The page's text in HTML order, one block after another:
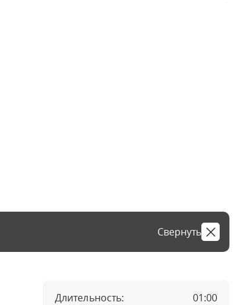
Свернуть
Длительность:
01:00